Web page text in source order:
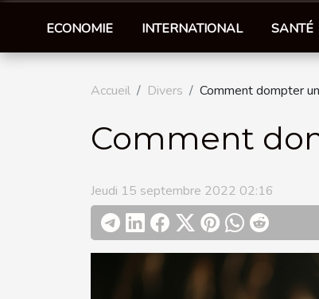
ECONOMIE INTERNATIONAL SANTÉ
Accueil Divers Comment dompter
Comment
Jeudi 15 septembre 2022 02:16